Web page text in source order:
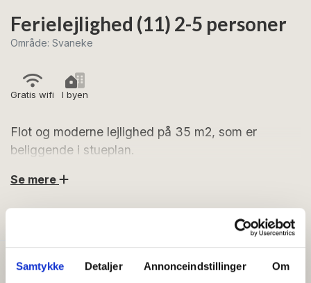
Samtykke Detaljer Annonceindstillinger Om
Ferielejlighed (11) 2-5 personer
Område: Svaneke
Gratis wifi I byen
Flot og moderne lejlighed på 35 m2, som er
beliggende i stueplan.
Lejligheden er beliggende i stueplan og består af
er stort og veludstyret med blandt andet keramisk
kogeplade, kombiovn, elkedel, kaffemaskine, køleskab
med frostbox samt opvaskemaskine. I stuen er der tv,
sovesofa (2 sovepladser) samt sofastole samt indgang
Se mere
Generelt